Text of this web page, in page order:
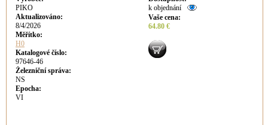
PIKO
Aktualizováno:
8/4/2026
Měřítko:
H0
Katalogové číslo:
97646-46
Železniční správa:
NS
Epocha:
VI
k objednání
Vaše cena:
64.80 €